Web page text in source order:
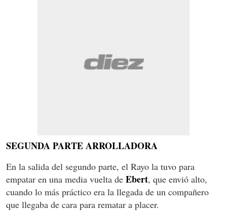
SEGUNDA PARTE ARROLLADORA
En la salida del segundo parte, el Rayo la tuvo para
empatar en una media vuelta de Ebert, que envió alto,
cuando lo más práctico era la llegada de un compañero
que llegaba de cara para rematar a placer.